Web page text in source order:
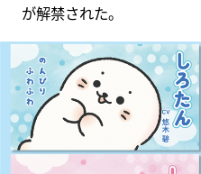
が解禁された。